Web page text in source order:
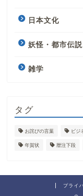
日本文化
妖怪・都市伝説
雑学
タグ
お詫びの言葉 ビジ
年賀状 暦注下段
プライ